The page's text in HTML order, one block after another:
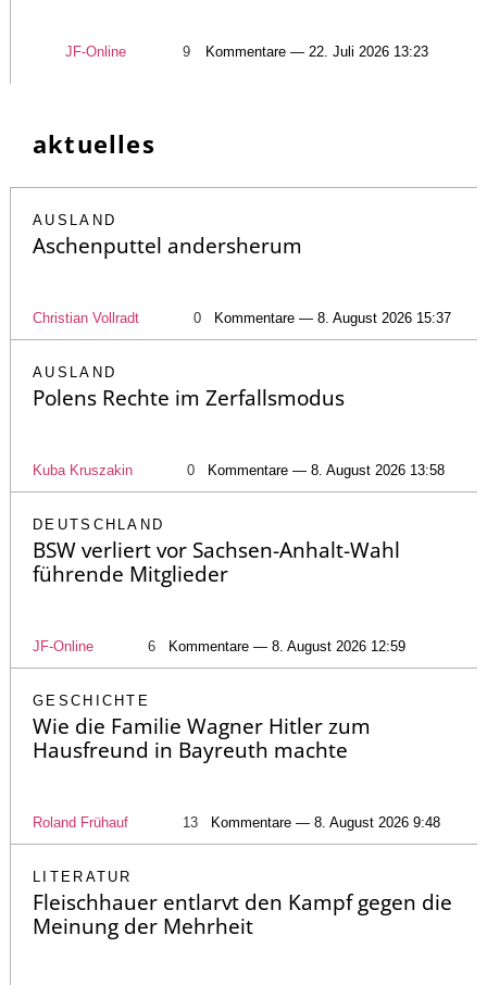
JF-Online 9 Kommentare — 22. Juli 2026 13:23
aktuelles
AUSLAND
Aschenputtel andersherum
Christian Vollradt 0 Kommentare — 8. August 2026 15:37
AUSLAND
Polens Rechte im Zerfallsmodus
Kuba Kruszakin 0 Kommentare — 8. August 2026 13:58
DEUTSCHLAND
BSW verliert vor Sachsen-Anhalt-Wahl
führende Mitglieder
JF-Online 6 Kommentare — 8. August 2026 12:59
GESCHICHTE
Wie die Familie Wagner Hitler zum
Hausfreund in Bayreuth machte
Roland Frühauf 13 Kommentare — 8. August 2026 9:48
LITERATUR
Fleischhauer entlarvt den Kampf gegen die
Meinung der Mehrheit